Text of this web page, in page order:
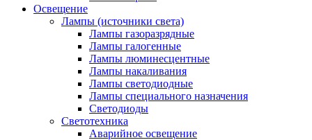
Освещение
Лампы (источники света)
Лампы газоразрядные
Лампы галогенные
Лампы люминесцентные
Лампы накаливания
Лампы светодиодные
Лампы специального назначения
Светодиоды
Светотехника
Аварийное освещение